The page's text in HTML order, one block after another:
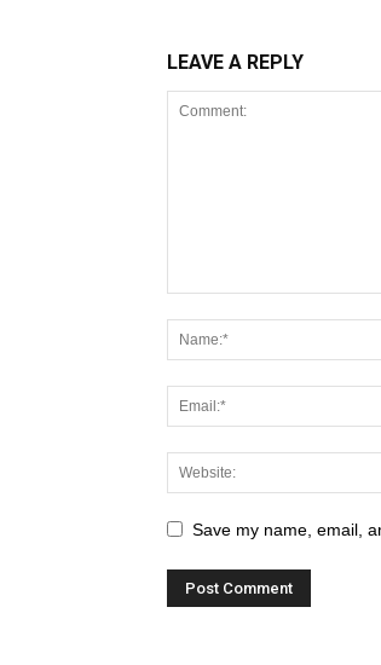
LEAVE A REPLY
Save my name, email,